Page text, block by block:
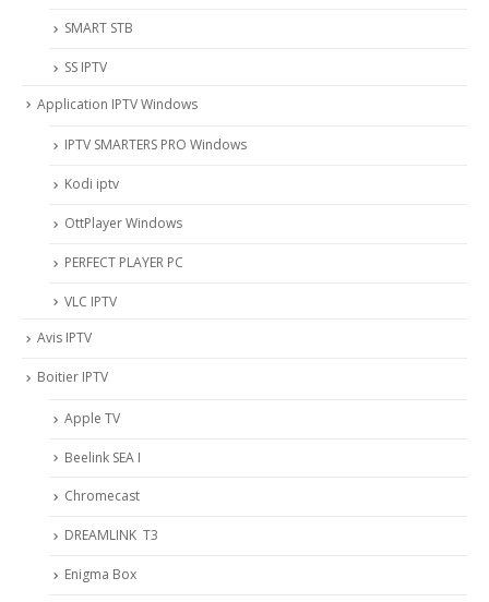
SMART STB
SS IPTV
Application IPTV Windows
IPTV SMARTERS PRO Windows
Kodi iptv
OttPlayer Windows
PERFECT PLAYER PC
VLC IPTV
Avis IPTV
Boitier IPTV
Apple TV
Beelink SEA I
Chromecast
DREAMLINK T3
Enigma Box